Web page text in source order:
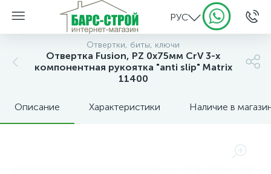
РУС
Отвертки, биты, ключи
Отвертка Fusion, PZ 0x75мм CrV 3-х
компонентная рукоятка "anti slip" Matrix
11400
Описание Характеристики Наличие в